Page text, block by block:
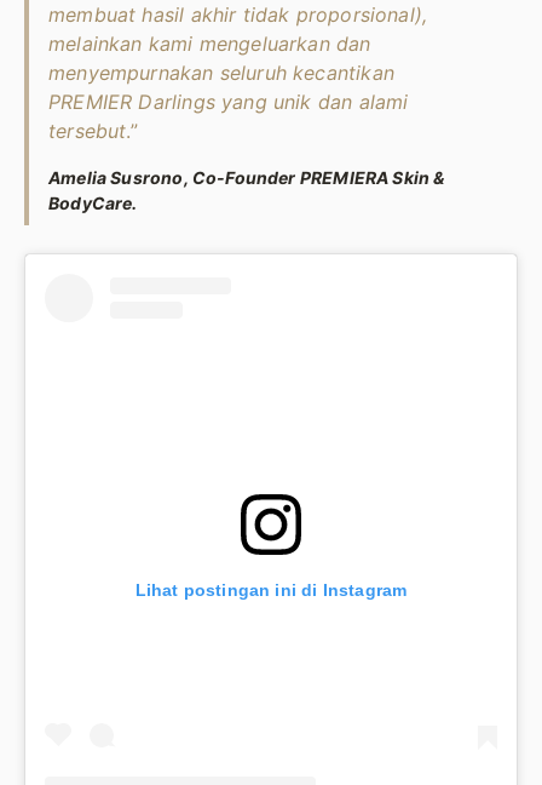
membuat hasil akhir tidak proporsional),
melainkan kami mengeluarkan dan
menyempurnakan seluruh kecantikan
PREMIER Darlings yang unik dan alami
tersebut.”
Amelia Susrono, Co-Founder PREMIERA Skin &
BodyCare.
Lihat postingan ini di Instagram